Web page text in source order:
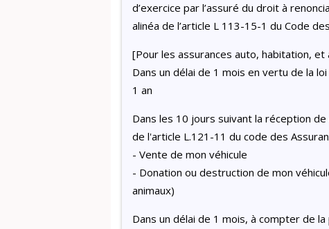
d’exercice par l’assuré du droit à
alinéa de l’article L 113-15-1 du Code
[Pour les assurances auto, habitation,
Dans un délai de 1 mois en vertu de la
1 an
Dans les 10 jours suivant la réception
de l'article L.121-11 du code des
- Vente de mon véhicule
- Donation ou destruction de mon
animaux)
Dans un délai de 1 mois, à compter de